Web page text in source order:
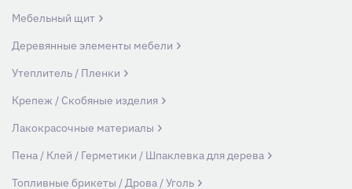
Мебельный щит
Деревянные элементы мебели
Утеплитель / Пленки
Крепеж / Скобяные изделия
Лакокрасочные материалы
Пена / Клей / Герметики / Шпаклевка для дерева
Топливные брикеты / Дрова / Уголь